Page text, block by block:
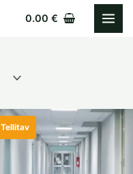
0.00 €
Tellitav